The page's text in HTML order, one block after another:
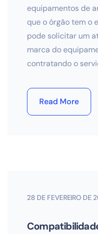
equipamentos de
que o órgão tem o
pode solicitar um
marca do
contratando o
Read More
28 DE FEVEREIRO DE